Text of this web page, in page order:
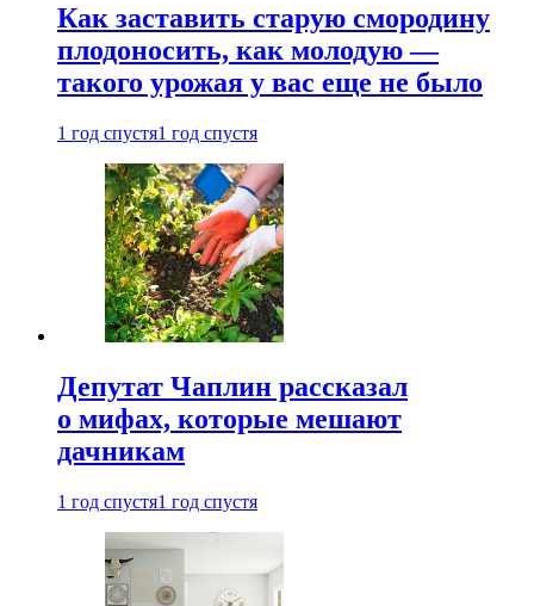
Как заставить старую смородину
плодоносить, как молодую —
такого урожая у вас еще не было
1 год спустя1 год спустя
Депутат Чаплин рассказал
о мифах, которые мешают
дачникам
1 год спустя1 год спустя